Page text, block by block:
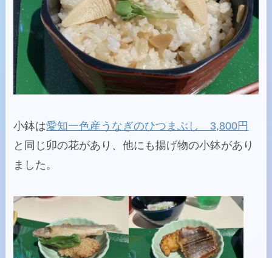
小鉢は愛知一色産うなぎのひつまぶし 3,800円
と同じ卯の花があり、他にも揚げ物の小鉢があり
ました。